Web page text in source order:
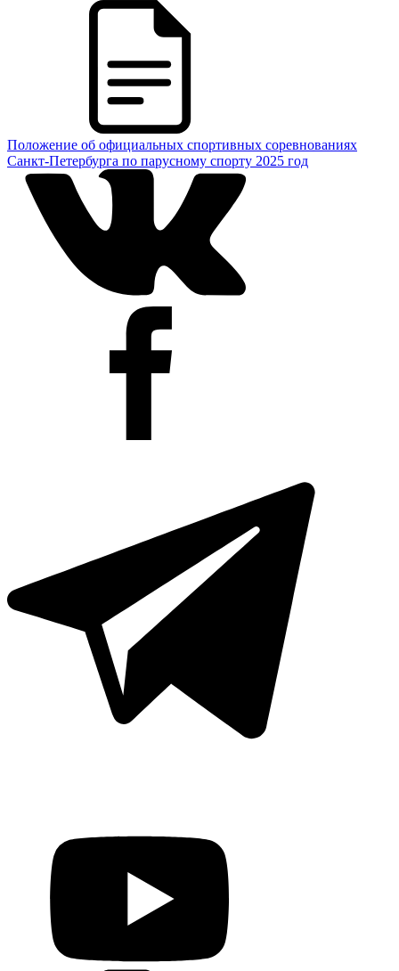
Положение об официальных спортивных соревнованиях
Санкт-Петербурга по парусному спорту 2025 год